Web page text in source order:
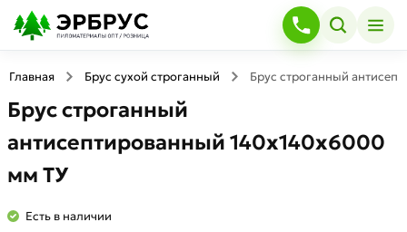
Главная Брус сухой строганный Брус строганный
Брус строганный
антисептированный 140х140х6000
мм ТУ
Есть в наличии